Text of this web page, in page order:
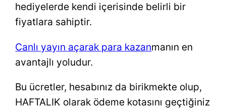
hediyelerde kendi içerisinde belirli bir
fiyatlara sahiptir.
Canlı yayın açarak para kazanmanın en
avantajlı yoludur.
Bu ücretler, hesabınız da birikmekte olup,
HAFTALIK olarak ödeme kotasını geçtiğiniz